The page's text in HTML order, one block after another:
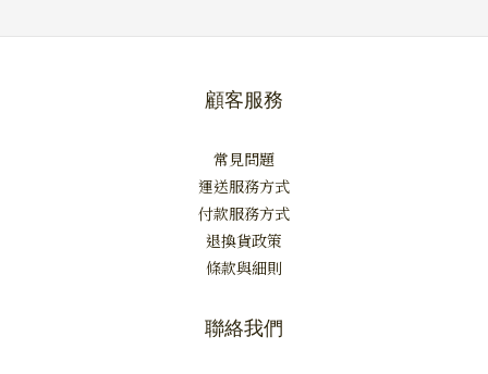
顧客服務
常見問題
運送服務方式
付款服務方式
退換貨政策
條款與細則
聯絡我們